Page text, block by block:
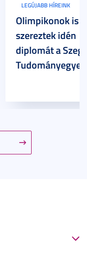
LEGÚJABB HÍREINK
Olimpikonok is
szereztek idén
diplomát a